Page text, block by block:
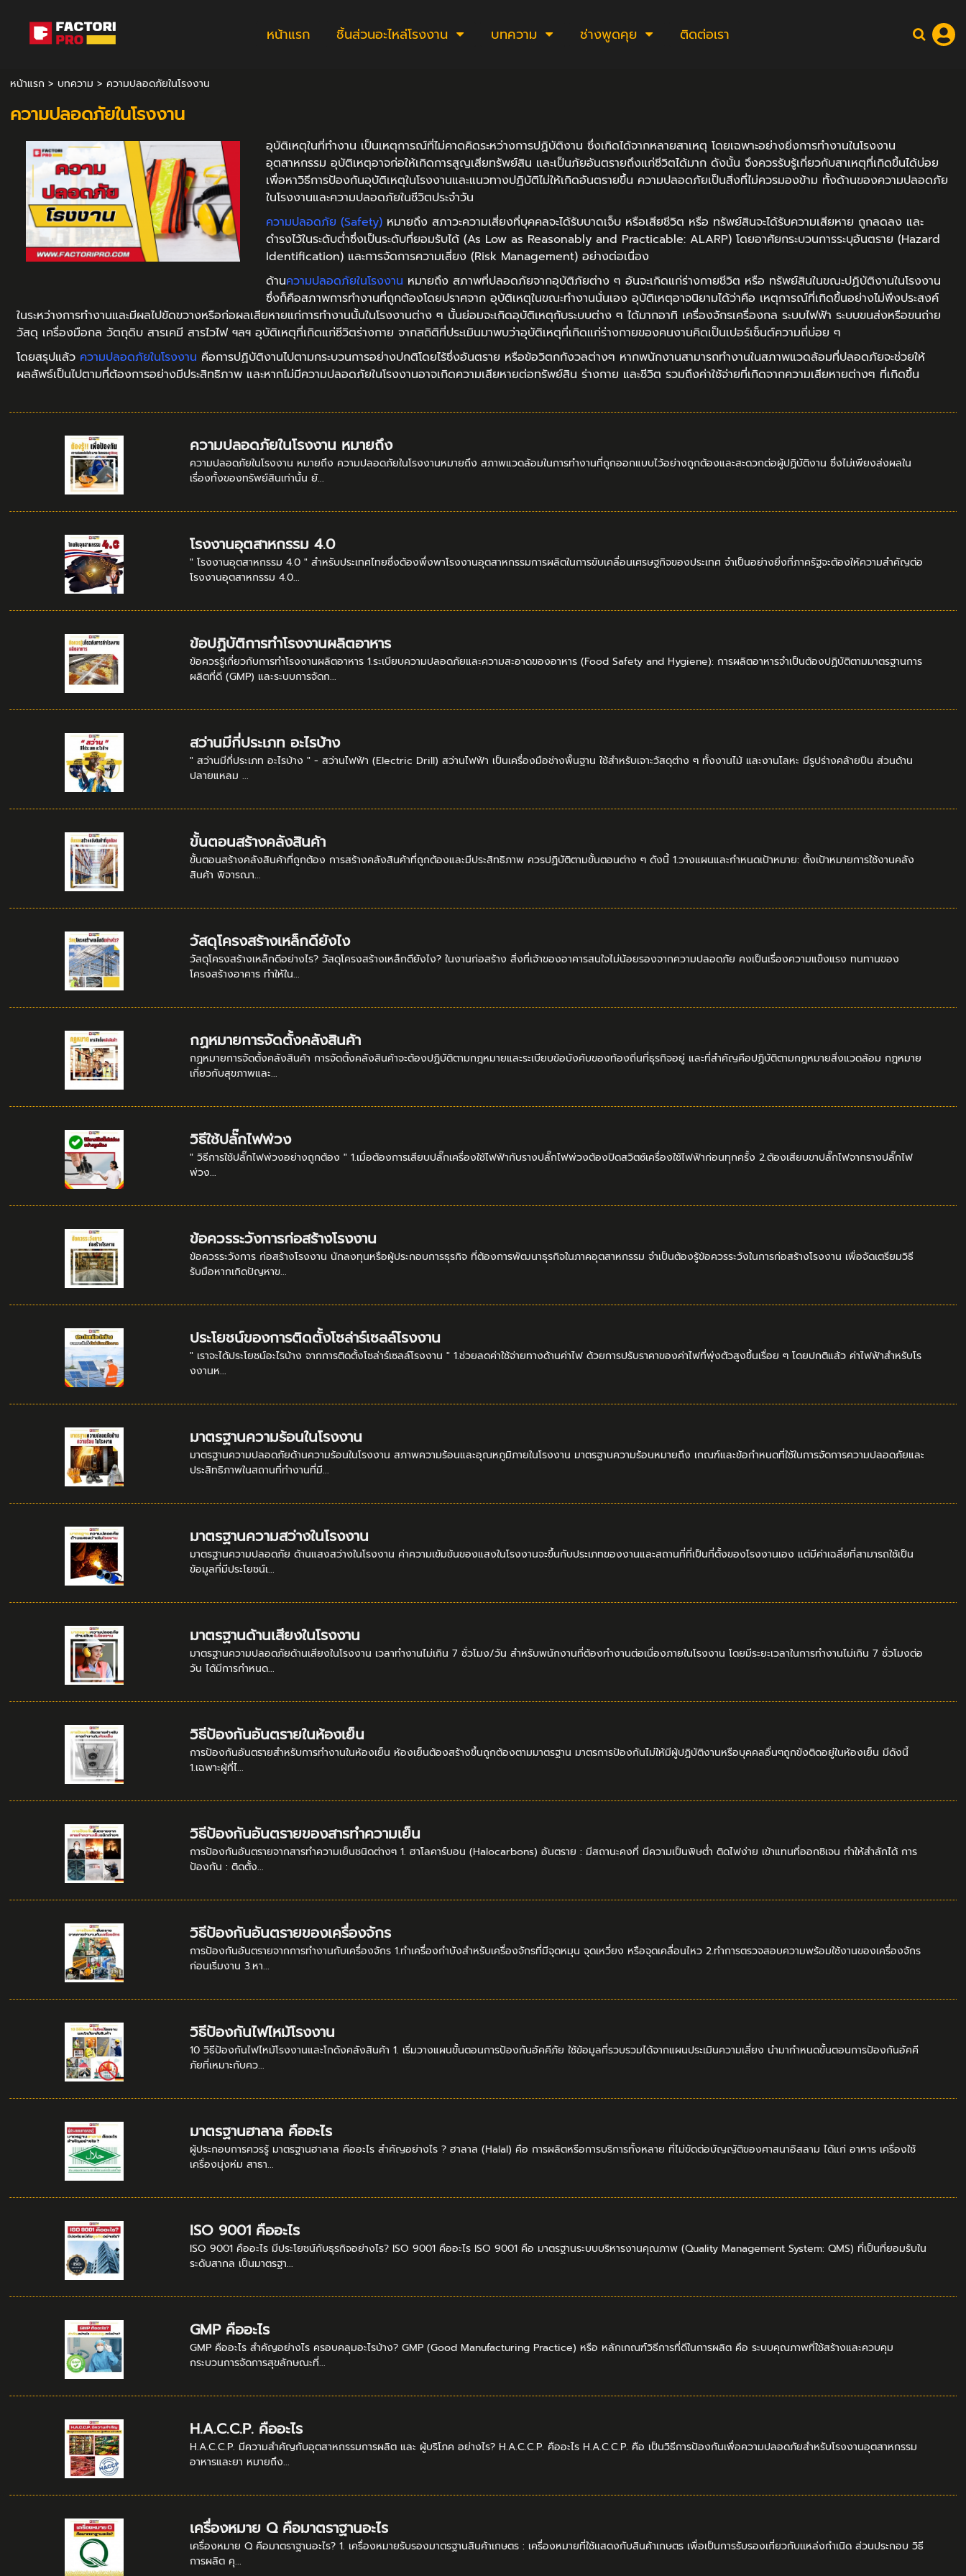
หน้าแรก ชิ้นส่วนอะไหล่โรงงาน บทความ ช่างพูดคุย ติดต่อเรา
หน้าแรก > บทความ > ความปลอดภัยในโรงงาน
ความปลอดภัยในโรงงาน
อุบัติเหตุในที่ทำงาน เป็นเหตุการณ์ที่ไม่คาดคิดระหว่างการปฏิบัติงาน ซึ่งเกิดได้จากหลายสาเหตุ โดยเฉพาะอย่างยิ่งการทำงานในโรงงาน
อุตสาหกรรม อุบัติเหตุอาจก่อให้เกิดการสูญเสียทรัพย์สิน และเป็นภัยอันตรายถึงแก่ชีวิตได้มาก ดังนั้น จึงควรรับรู้เกี่ยวกับสาเหตุที่เกิดขึ้นได้บ่อย
เพื่อหาวิธีการป้องกันอุบัติเหตุในโรงงานและแนวทางปฏิบัติไม่ให้เกิดอันตรายขึ้น ความปลอดภัยเป็นสิ่งที่ไม่ควรมองข้าม ทั้งด้านของความปลอดภัย
ในโรงงานและความปลอดภัยในชีวิตประจำวัน
ความปลอดภัย (Safety) หมายถึง สภาวะความเสี่ยงที่บุคคลจะได้รับบาดเจ็บ หรือเสียชีวิต หรือ ทรัพย์สินจะได้รับความเสียหาย ถูกลดลง และ
ดำรงไว้ในระดับต่ำซึ่งเป็นระดับที่ยอมรับได้ (As Low as Reasonably and Practicable: ALARP) โดยอาศัยกระบวนการระบุอันตราย (Hazard
Identification) และการจัดการความเสี่ยง (Risk Management) อย่างต่อเนื่อง
ด้านความปลอดภัยในโรงงาน หมายถึง สภาพที่ปลอดภัยจากอุบัติภัยต่าง ๆ อันจะเกิดแก่ร่างกายชีวิต หรือ ทรัพย์สินในขณะปฏิบัติงานในโรงงาน
ซึ่งก็คือสภาพการทํางานที่ถูกต้องโดยปราศจาก อุบัติเหตุในขณะทํางานนั่นเอง อุบัติเหตุอาจนิยามได้ว่าคือ เหตุการณ์ที่เกิดขึ้นอย่างไม่พึงประสงค์
ในระหว่างการทํางานและมีผลไปขัดขวางหรือก่อผลเสียหายแก่การทํางานนั้นในโรงงานต่าง ๆ นั้นย่อมจะเกิดอุบัติเหตุกับระบบต่าง ๆ ได้มากอาทิ เครื่องจักรเครื่องกล ระบบไฟฟ้า ระบบขนส่งหรือขนถ่าย
วัสดุ เครื่องมือกล วัตถุดิบ สารเคมี สารไวไฟ ฯลฯ อุบัติเหตุที่เกิดแก่ชีวิตร่างกาย จากสถิติที่ประเมินมาพบว่าอุบัติเหตุที่เกิดแก่ร่างกายของคนงานคิดเป็นเปอร์เซ็นต์ความถี่บ่อย ๆ
โดยสรุปแล้ว ความปลอดภัยในโรงงาน คือการปฏิบัติงานไปตามกระบวนการอย่างปกติโดยไร้ซึ่งอันตราย หรือข้อวิตกกังวลต่างๆ หากพนักงานสามารถทำงานในสภาพแวดล้อมที่ปลอดภัยจะช่วยให้
ผลลัพธ์เป็นไปตามที่ต้องการอย่างมีประสิทธิภาพ และหากไม่มีความปลอดภัยในโรงงานอาจเกิดความเสียหายต่อทรัพย์สิน ร่างกาย และชีวิต รวมถึงค่าใช้จ่ายที่เกิดจากความเสียหายต่างๆ ที่เกิดขึ้น
ความปลอดภัยในโรงงาน หมายถึง
ความปลอดภัยในโรงงาน หมายถึง ความปลอดภัยในโรงงานหมายถึง สภาพแวดล้อมในการทำงานที่ถูกออกแบบไว้อย่างถูกต้องและสะดวกต่อผู้ปฏิบัติงาน ซึ่งไม่เพียงส่งผลใน
เรื่องทั้งของทรัพย์สินเท่านั้น ยั...
โรงงานอุตสาหกรรม 4.0
" โรงงานอุตสาหกรรม 4.0 " สำหรับประเทศไทยซึ่งต้องพึ่งพาโรงงานอุตสาหกรรมการผลิตในการขับเคลื่อนเศรษฐกิจของประเทศ จำเป็นอย่างยิ่งที่ภาครัฐจะต้องให้ความสำคัญต่อ
โรงงานอุตสาหกรรม 4.0...
ข้อปฏิบัติการทำโรงงานผลิตอาหาร
ข้อควรรู้เกี่ยวกับการทำโรงงานผลิตอาหาร 1.ระเบียบความปลอดภัยและความสะอาดของอาหาร (Food Safety and Hygiene): การผลิตอาหารจำเป็นต้องปฏิบัติตามมาตรฐานการ
ผลิตที่ดี (GMP) และระบบการจัดก...
สว่านมีกี่ประเภท อะไรบ้าง
" สว่านมีกี่ประเภท อะไรบ้าง " - สว่านไฟฟ้า (Electric Drill) สว่านไฟฟ้า เป็นเครื่องมือช่างพื้นฐาน ใช้สำหรับเจาะวัสดุต่าง ๆ ทั้งงานไม้ และงานโลหะ มีรูปร่างคล้ายปืน ส่วนด้าน
ปลายแหลม ...
ขั้นตอนสร้างคลังสินค้า
ขั้นตอนสร้างคลังสินค้าที่ถูกต้อง การสร้างคลังสินค้าที่ถูกต้องและมีประสิทธิภาพ ควรปฏิบัติตามขั้นตอนต่าง ๆ ดังนี้ 1.วางแผนและกำหนดเป้าหมาย: ตั้งเป้าหมายการใช้งานคลัง
สินค้า พิจารณา...
วัสดุโครงสร้างเหล็กดียังไง
วัสดุโครงสร้างเหล็กดีอย่างไร? วัสดุโครงสร้างเหล็กดียังไง? ในงานก่อสร้าง สิ่งที่เจ้าของอาคารสนใจไม่น้อยรองจากความปลอดภัย คงเป็นเรื่องความแข็งแรง ทนทานของ
โครงสร้างอาคาร ทำให้ใน...
กฏหมายการจัดตั้งคลังสินค้า
กฏหมายการจัดตั้งคลังสินค้า การจัดตั้งคลังสินค้าจะต้องปฏิบัติตามกฎหมายและระเบียบข้อบังคับของท้องถิ่นที่ธุรกิจอยู่ และที่สำคัญคือปฏิบัติตามกฎหมายสิ่งแวดล้อม กฎหมาย
เกี่ยวกับสุขภาพและ...
วิธีใช้ปลั๊กไฟพ่วง
" วิธีการใช้ปลั๊กไฟพ่วงอย่างถูกต้อง " 1.เมื่อต้องการเสียบปลั๊กเครื่องใช้ไฟฟ้ากับรางปลั๊กไฟพ่วงต้องปิดสวิตซ์เครื่องใช้ไฟฟ้าก่อนทุกครั้ง 2.ต้องเสียบขาปลั๊กไฟจากรางปลั๊กไฟ
พ่วง...
ข้อควรระวังการก่อสร้างโรงงาน
ข้อควรระวังการ ก่อสร้างโรงงาน นักลงทุนหรือผู้ประกอบการธุรกิจ ที่ต้องการพัฒนาธุรกิจในภาคอุตสาหกรรม จำเป็นต้องรู้ข้อควรระวังในการก่อสร้างโรงงาน เพื่อจัดเตรียมวิธี
รับมือหากเกิดปัญหาข...
ประโยชน์ของการติดตั้งโซล่าร์เซลล์โรงงาน
" เราจะได้ประโยชน์อะไรบ้าง จากการติดตั้งโซล่าร์เซลล์โรงงาน " 1.ช่วยลดค่าใช้จ่ายทางด้านค่าไฟ ด้วยการปรับราคาของค่าไฟที่พุ่งตัวสูงขึ้นเรื่อย ๆ โดยปกติแล้ว ค่าไฟฟ้าสำหรับโร
งงานห...
มาตรฐานความร้อนในโรงงาน
มาตรฐานความปลอดภัยด้านความร้อนในโรงงาน สภาพความร้อนและอุณหภูมิภายในโรงงาน มาตรฐานความร้อนหมายถึง เกณฑ์และข้อกำหนดที่ใช้ในการจัดการความปลอดภัยและ
ประสิทธิภาพในสถานที่ทำงานที่มี...
มาตรฐานความสว่างในโรงงาน
มาตรฐานความปลอดภัย ด้านแสงสว่างในโรงงาน ค่าความเข้มข้นของแสงในโรงงานจะขึ้นกับประเภทของงานและสถานที่ที่เป็นที่ตั้งของโรงงานเอง แต่มีค่าเฉลี่ยที่สามารถใช้เป็น
ข้อมูลที่มีประโยชน์เ...
มาตรฐานด้านเสียงในโรงงาน
มาตรฐานความปลอดภัยด้านเสียงในโรงงาน เวลาทำงานไม่เกิน 7 ชั่วโมง/วัน สำหรับพนักงานที่ต้องทำงานต่อเนื่องภายในโรงงาน โดยมีระยะเวลาในการทำงานไม่เกิน 7 ชั่วโมงต่อ
วัน ได้มีการกำหนด...
วิธีป้องกันอันตรายในห้องเย็น
การป้องกันอันตรายสำหรับการทำงานในห้องเย็น ห้องเย็นต้องสร้างขึ้นถูกต้องตามมาตรฐาน มาตรการป้องกันไม่ให้มีผู้ปฏิบัติงานหรือบุคคลอื่นๆถูกขังติดอยู่ในห้องเย็น มีดังนี้
1.เฉพาะผู้ที่ไ...
วิธีป้องกันอันตรายของสารทำความเย็น
การป้องกันอันตรายจากสารทำความเย็นชนิดต่างๆ 1. ฮาโลคาร์บอน (Halocarbons) อันตราย : มีสถานะคงที่ มีความเป็นพิษต่ำ ติดไฟง่าย เข้าแทนที่ออกซิเจน ทำให้สำลักได้ การ
ป้องกัน : ติดตั้ง...
วิธีป้องกันอันตรายของเครื่องจักร
การป้องกันอันตรายจากการทํางานกับเครื่องจักร 1.ทำเครื่องกำบังสำหรับเครื่องจักรที่มีจุดหมุน จุดเหวี่ยง หรือจุดเคลื่อนไหว 2.ทำการตรวจสอบความพร้อมใช้งานของเครื่องจักร
ก่อนเริ่มงาน 3.หา...
วิธีป้องกันไฟไหม้โรงงาน
10 วิธีป้องกันไฟไหม้โรงงานและโกดังคลังสินค้า 1. เริ่มวางแผนขั้นตอนการป้องกันอัคคีภัย ใช้ข้อมูลที่รวบรวมได้จากแผนประเมินความเสี่ยง นำมากำหนดขั้นตอนการป้องกันอัคคี
ภัยที่เหมาะกับคว...
มาตรฐานฮาลาล คืออะไร
ผู้ประกอบการควรรู้ มาตรฐานฮาลาล คืออะไร สำคัญอย่างไร ? ฮาลาล (Halal) คือ การผลิตหรือการบริการทั้งหลาย ที่ไม่ขัดต่อบัญญัติของศาสนาอิสลาม ได้แก่ อาหาร เครื่องใช้
เครื่องนุ่งห่ม สาธา...
ISO 9001 คืออะไร
ISO 9001 คืออะไร มีประโยชน์กับธุรกิจอย่างไร? ISO 9001 คืออะไร ISO 9001 คือ มาตรฐานระบบบริหารงานคุณภาพ (Quality Management System: QMS) ที่เป็นที่ยอมรับใน
ระดับสากล เป็นมาตรฐา...
GMP คืออะไร
GMP คืออะไร สำคัญอย่างไร ครอบคลุมอะไรบ้าง? GMP (Good Manufacturing Practice) หรือ หลักเกณฑ์วิธีการที่ดีในการผลิต คือ ระบบคุณภาพที่ใช้สร้างและควบคุม
กระบวนการจัดการสุขลักษณะที่...
H.A.C.C.P. คืออะไร
H.A.C.C.P. มีความสำคัญกับอุตสาหกรรมการผลิต และ ผู้บริโภค อย่างไร? H.A.C.C.P. คืออะไร H.A.C.C.P. คือ เป็นวิธีการป้องกันเพื่อความปลอดภัยสำหรับโรงงานอุตสาหกรรม
อาหารและยา หมายถึง...
เครื่องหมาย Q คือมาตราฐานอะไร
เครื่องหมาย Q คือมาตราฐานอะไร? 1. เครื่องหมายรับรองมาตรฐานสินค้าเกษตร : เครื่องหมายที่ใช้เเสดงกับสินค้าเกษตร เพื่อเป็นการรับรองเกี่ยวกับเเหล่งกำเนิด ส่วนประกอบ วิธี
การผลิต คุ...